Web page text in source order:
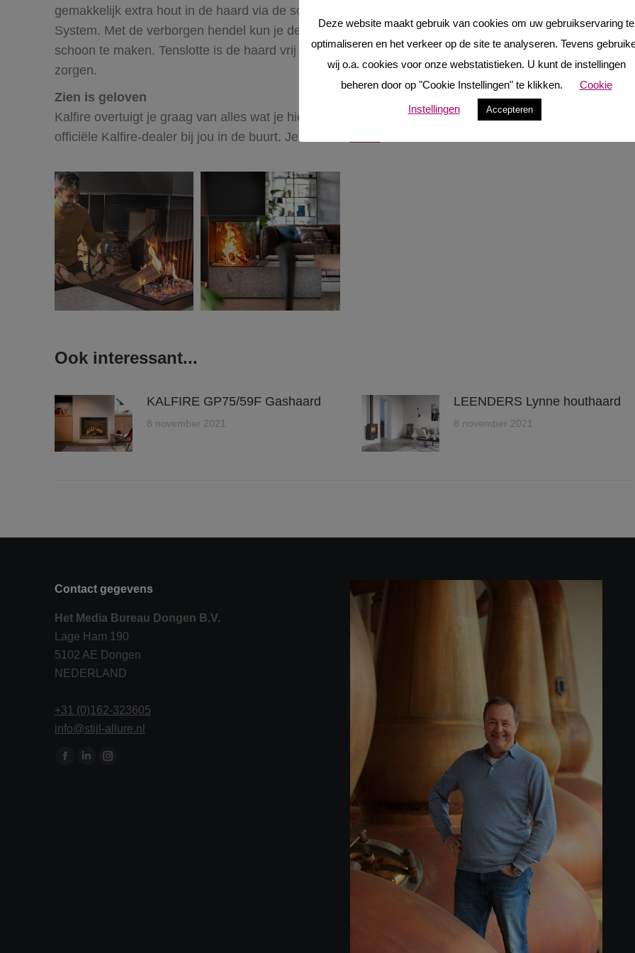
gemakkelijk extra hout in de haard via de soepele liftdeur en beschikt de haard over het Easy Door
System. Met de verborgen hendel kun je de ruit naar voren schuiven zodat ieder hoekje eenvoudig is
schoon te maken. Tenslotte is de haard vrij van metalen hoeklijsten, die voor vuilophoping kunnen
zorgen.
Zien is geloven
Kalfire overtuigt je graag van alles wat je hier hebt gelezen. Maak vrijblijvend een afspraak bij een
officiële Kalfire-dealer bij jou in de buurt. Je vindt ze
Ook interessant...
KALFIRE GP75/59F Gashaard
8 november 2021
LEENDERS Lynne houthaard
8 november 2021
Contact gegevens
Het Media Bureau Dongen B.V.
Lage Ham 190
5102 AE Dongen
NEDERLAND
+31 (0)162-323605
info@stijl-allure.nl
Vind ons op:
Facebook
LinkedinInstagram
Deze website maakt gebruik van cookies om uw gebruikservaring te
optimaliseren en het verkeer op de site te analyseren. Tevens
wij o.a. cookies voor onze webstatistieken. U kunt de instellingen
beheren door op "Cookie Instellingen" te klikken.
Cookie
Instellingen
Accepteren